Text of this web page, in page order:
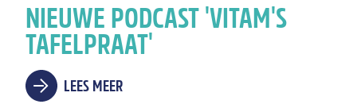
NIEUWE PODCAST 'VITAM'S
TAFELPRAAT'
LEES MEER